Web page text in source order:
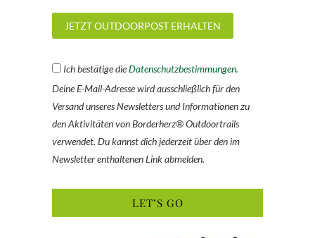
Ich bestätige dieDatenschutzbestimmungen.
Deine E-Mail-Adresse wird ausschließlich für den
Versand unseres Newsletters und Informationen zu
den Aktivitäten von Borderherz® Outdoortrails
verwendet. Du kannst dich jederzeit über den im
Newsletter enthaltenen Link abmelden.
LET’S GO